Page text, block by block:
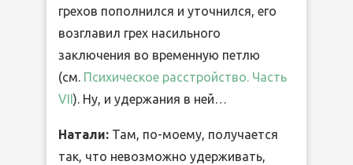
грехов пополнился и уточнился, его
возглавил грех насильного
заключения во временную петлю
(см. Психическое расстройство. Часть
VII). Ну, и удержания в ней…
Натали: Там, по-моему, получается
так, что невозможно удерживать,